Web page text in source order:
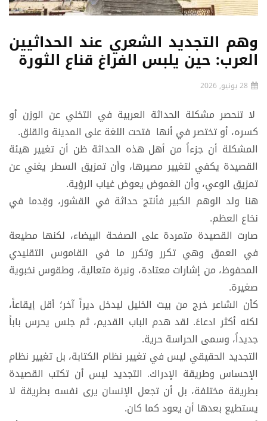
وهم التجديد الشعري عند الحداثيين
العرب: حين يلبس الفراغ قناع الثورة
28 يونيو, 2026
لا تنحصر مشكلة الحداثة العربية في التخلي عن الوزن أو
كسره، أو تختصر في أنها فتحت اللغة على المدينة والقلق.
المشكلة أن جزءاً من أهل هذه الحداثة ظن أن تغيير هيئة
القصيدة يكفي لتغيير مصيرها، وأن تمزيق السطر يغني عن
تمزيق الوعي، وأن الغموض يعوض غياب الرؤية.
هنا ولد الوهم الكبير فأنتج حداثة في القشور، وقِدما في
نخاع العظم.
صارت القصيدة متمردة على الصفحة البيضاء، لكنها مطيعة
في العمق وهي تكرر وتكرر ما في القاموس التقليدي
المحفوظ، من إشارات معتادة، ونبرة متعالية، وطقوس نخبوية
صغيرة.
كأن الشاعر خرج من بيت الخليل ليدخل ديراً آخر؛ أقل إيقاعاً،
لكنه أكثر ادعاءً. لقد هدم الباب القديم، ثم جلس يحرس باباً
جديداً، وسمى الحراسة حرية.
التجديد الحقيقي ليس في تغيير نظام الكتابة، بل تغيير نظام
الإحساس وطريقة الإدراك. التجديد ليس أن تكتب القصيدة
بطريقة مختلفة، بل أن تجعل الإنسان يرى نفسه بطريقة لا
يستطيع بعدها أن يعود كما كان.